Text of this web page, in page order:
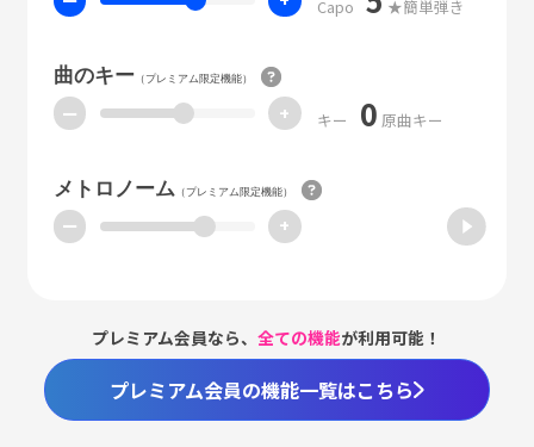
Capo ★簡単弾き
曲のキー（プレミアム限定機能）
ー + キー 0 原曲キー
メトロノーム （プレミアム限定機能）
ー +
プレミアム会員なら、全ての機能が利用可能！
プレミアム会員の機能一覧はこちら